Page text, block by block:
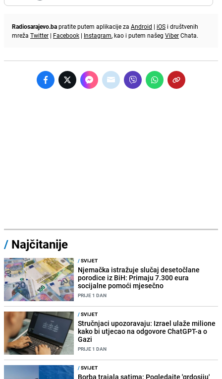
Radiosarajevo.bapratite putem aplikacije za Android | iOS i društvenih
mreža Twitter | Facebook | Instagram, kao i putem našeg ViberChata.
/ Najčitanije
/SVIJET
Njemačka istražuje slučaj desetočlane
porodice iz BiH: Primaju 7.300 eura
socijalne pomoći mjesečno
PRIJE 1 DAN
/SVIJET
Stručnjaci upozoravaju: Izrael ulaže milione
kako bi utjecao na odgovore ChatGPT-a o
Gazi
PRIJE 1 DAN
/SVIJET
Borba trajala satima: Pogledajte 'grdosiju'